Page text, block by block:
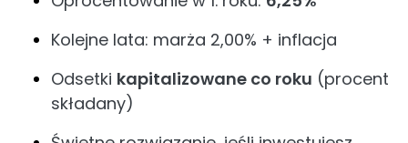
Kolejne lata: marża 2,00% + inflacja
Odsetki kapitalizowane co roku (procent
składany)